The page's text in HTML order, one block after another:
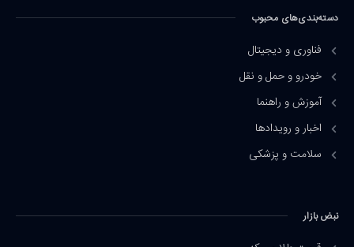
دسته‌بندی‌های محبوب
فناوری و دیجیتال
خودرو و حمل و نقل
آموزش و راهنما
اخبار و رویدادها
سلامت و پزشکی
نبض بازار